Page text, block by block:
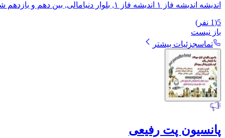
اندیشه اندیشه فاز ۱ اندیشه فاز ۱, بلوار دنیامالی, بین دهم و یازدهم شرقی
5
(
1 نفر)
باز نیست
تماسجزئیات بیشتر
پانسیون پت رفیعی